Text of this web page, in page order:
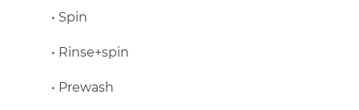
• Spin
• Rinse+spin
• Prewash